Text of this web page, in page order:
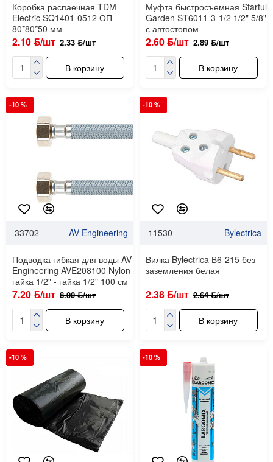
Коробка распаечная TDM
Electric SQ1401-0512 ОП
80*80*50 мм
2.10 ƃ/шт 2.33 ƃ/шт
В корзину
Муфта быстросъемная Startul
Garden ST6011-3-1/2 1/2" 5/8"
с автостопом
2.60 ƃ/шт 2.89 ƃ/шт
В корзину
-10 %
33702 AV Engineering
Подводка гибкая для воды AV
Engineering AVE208100 Nylon
гайка 1/2" - гайка 1/2" 100 см
7.20 ƃ/шт 8.00 ƃ/шт
В корзину
-10 %
11530 Bylectrica
Вилка Bylectrica В6-215 без
заземления белая
2.38 ƃ/шт 2.64 ƃ/шт
В корзину
-10 % -10 %